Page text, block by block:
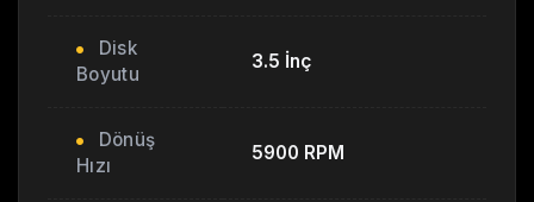
Disk
Boyutu
3.5 İnç
Dönüş
Hızı
5900 RPM